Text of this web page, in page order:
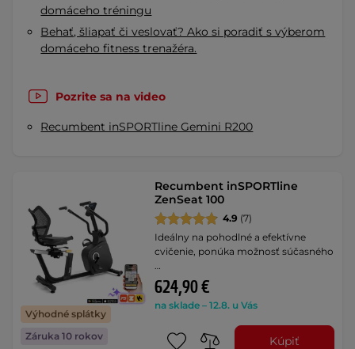
domáceho tréningu
Behať, šliapať či veslovať? Ako si poradiť s výberom
domáceho fitness trenažéra.
Pozrite sa na video
Recumbent inSPORTline Gemini R200
Výhodné splátky
Záruka 10 rokov
Recumbent inSPORTline
ZenSeat 100
4.9 (7)
Ideálny na pohodlné a efektívne
cvičenie, ponúka možnosť súčasného
…
624,90 €
na sklade – 12.8. u Vás
Kúpiť